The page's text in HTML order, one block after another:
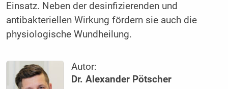
Einsatz. Neben der desinfizierenden und
antibakteriellen Wirkung fördern sie auch die
physiologische Wundheilung.
Autor:
Dr. Alexander Pötscher